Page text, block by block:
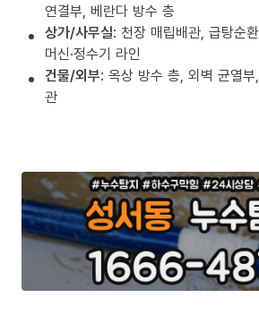
연결부, 베란다 방수 층
상가/사무실: 천장 매립배관, 급탕순
머신·정수기 라인
건물/외부: 옥상 방수 층, 외벽 균열
관